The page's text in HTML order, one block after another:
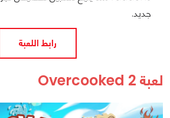
جديد.
رابط اللعبة
لعبة Overcooked 2